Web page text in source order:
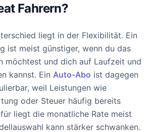
Fahrern?
liegt in der Flexibilität. Ein
ist meist günstiger, wenn du das
möchtest und dich auf Laufzeit und
kannst. Ein Auto-Abo ist dagegen
weil Leistungen wie
oder Steuer häufig bereits
liegt die monatliche Rate meist
kann stärker schwanken.